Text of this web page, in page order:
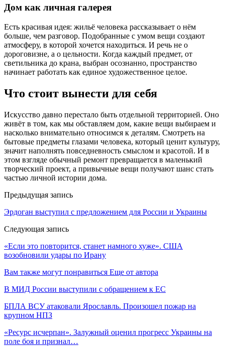
Дом как личная галерея
Есть красивая идея: жильё человека рассказывает о нём
больше, чем разговор. Подобранные с умом вещи создают
атмосферу, в которой хочется находиться. И речь не о
дороговизне, а о цельности. Когда каждый предмет, от
светильника до крана, выбран осознанно, пространство
начинает работать как единое художественное целое.
Что стоит вынести для себя
Искусство давно перестало быть отдельной территорией. Оно
живёт в том, как мы обставляем дом, какие вещи выбираем и
насколько внимательно относимся к деталям. Смотреть на
бытовые предметы глазами человека, который ценит культуру,
значит наполнять повседневность смыслом и красотой. И в
этом взгляде обычный ремонт превращается в маленький
творческий проект, а привычные вещи получают шанс стать
частью личной истории дома.
Предыдущая запись
Эрдоган выступил с предложением для России и Украины
Следующая запись
«Если это повторится, станет намного хуже». США
возобновили удары по Ирану
Вам также могут понравиться Еще от автора
В МИД России выступили с обращением к ЕС
БПЛА ВСУ атаковали Ярославль. Произошел пожар на
крупном НПЗ
«Ресурс исчерпан». Залужный оценил прогресс Украины на
поле боя и признал…